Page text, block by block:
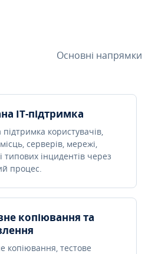
Основні напрямки
IT-підтримка
користувачів,
серверів, мережі,
типових інцидентів через
процес.
копіювання та
копіювання, тестове